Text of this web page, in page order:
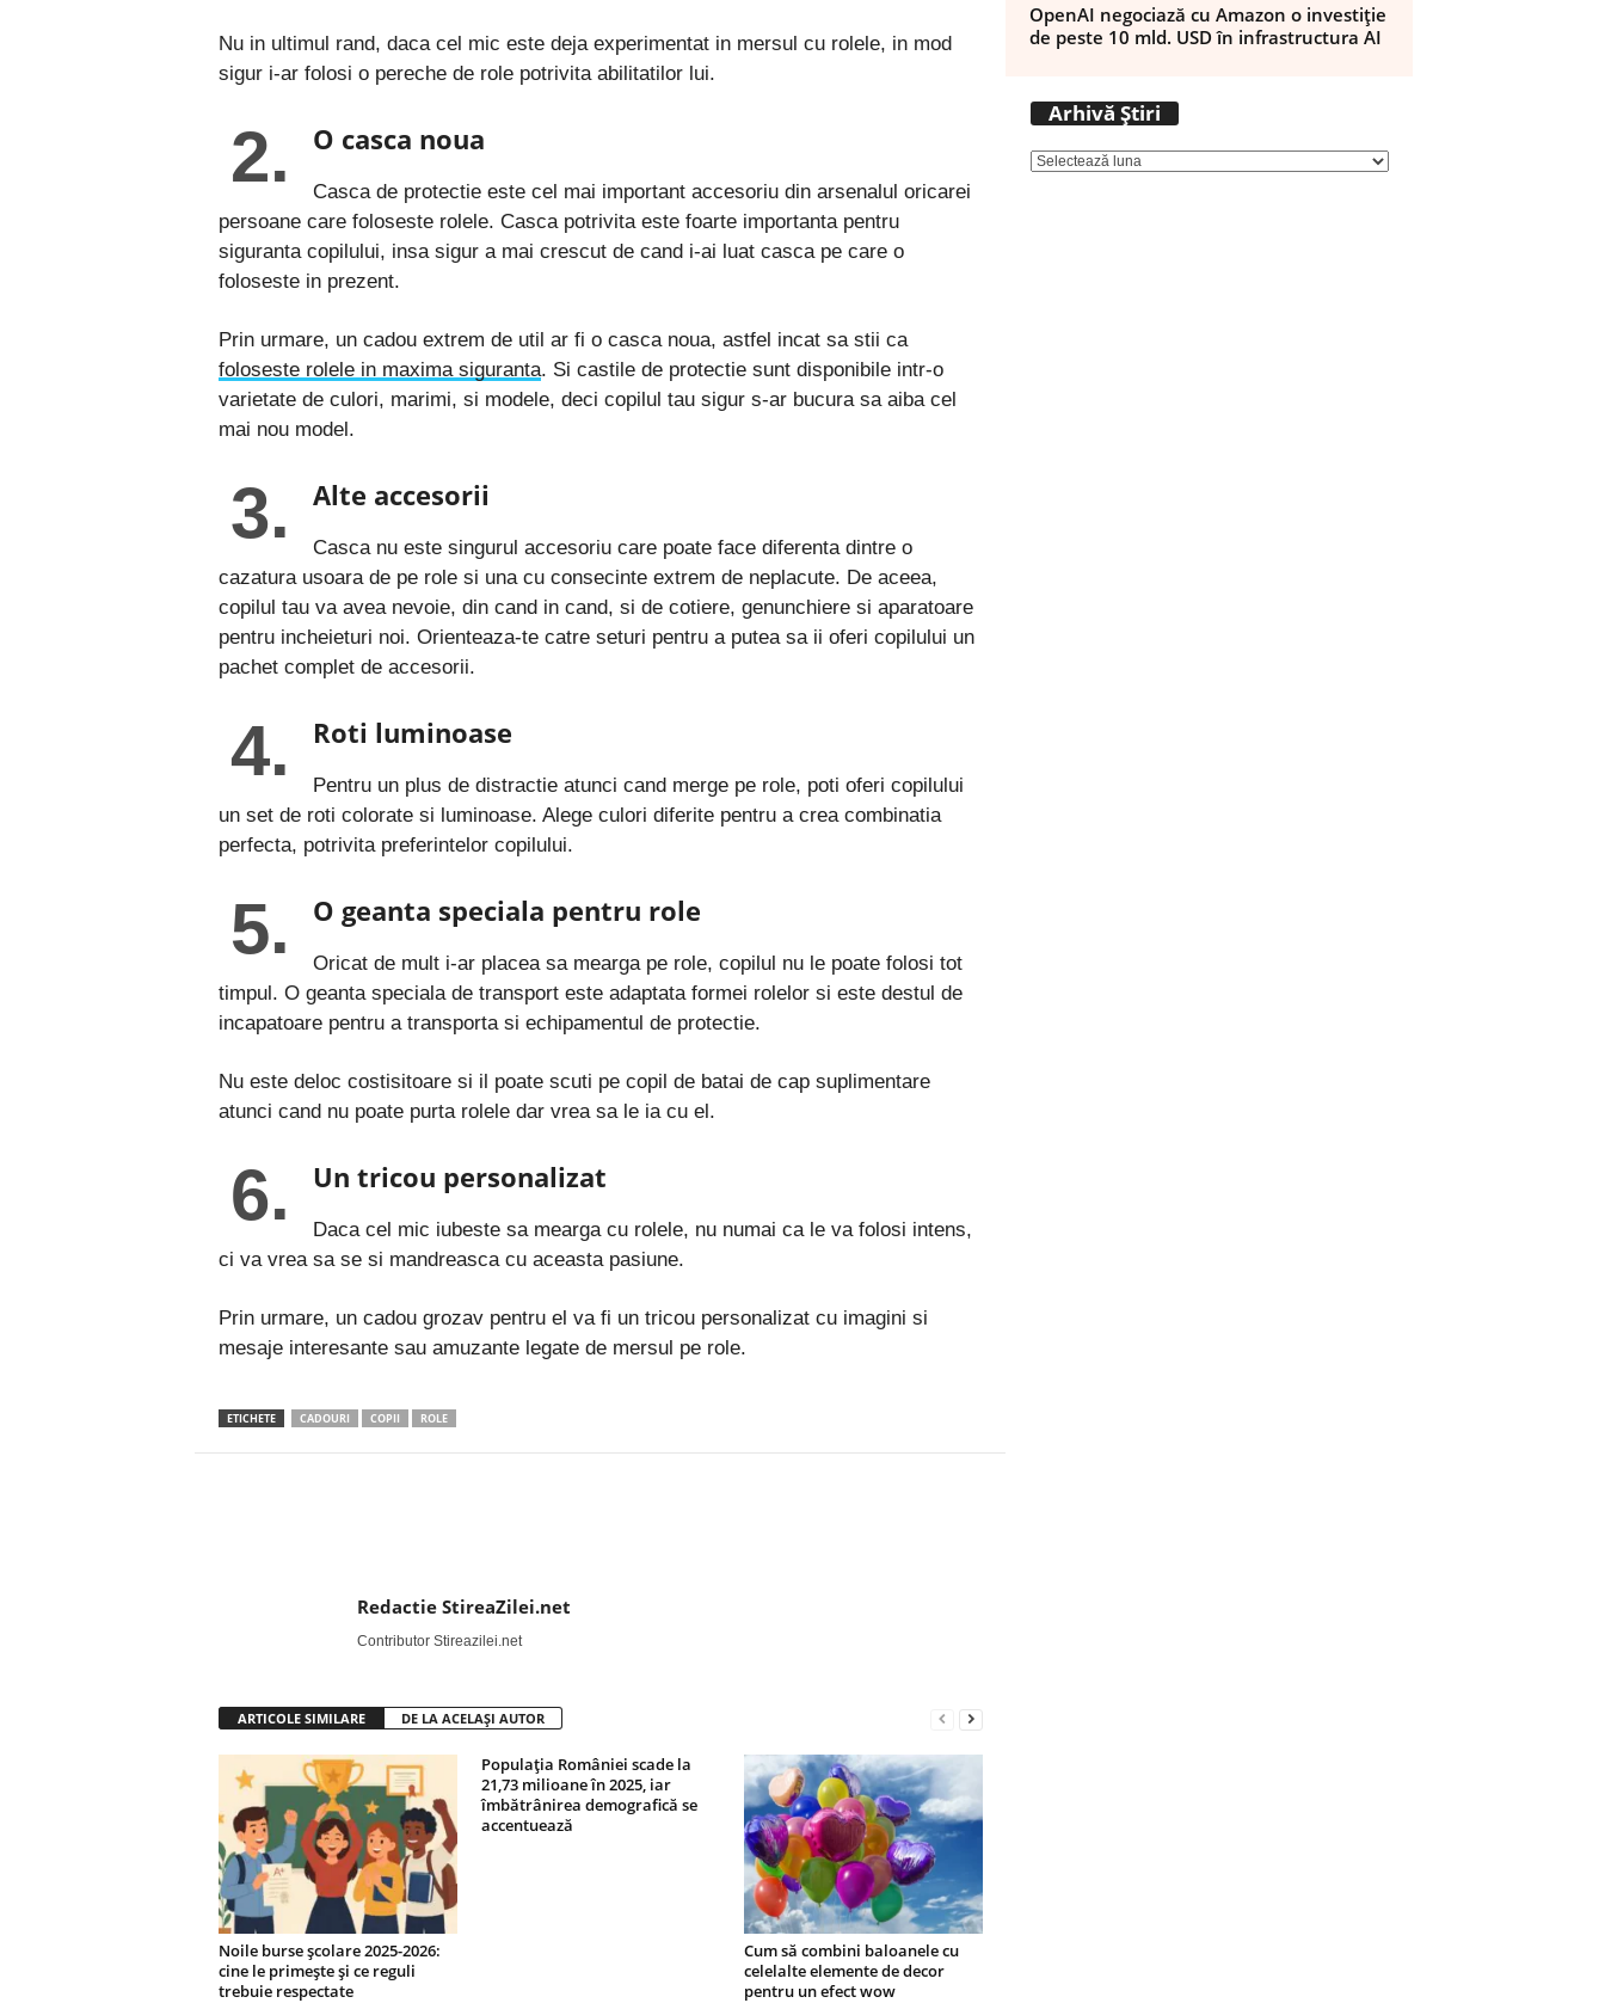
Nu in ultimul rand, daca cel mic este deja experimentat in mersul cu rolele, in mod
sigur i-ar folosi o pereche de role potrivita abilitatilor lui.
2. O casca noua
Casca de protectie este cel mai important accesoriu din arsenalul oricarei
persoane care foloseste rolele. Casca potrivita este foarte importanta pentru
siguranta copilului, insa sigur a mai crescut de cand i-ai luat casca pe care o
foloseste in prezent.
Prin urmare, un cadou extrem de util ar fi o casca noua, astfel incat sa stii ca
foloseste rolele in maxima siguranta. Si castile de protectie sunt disponibile intr-o
varietate de culori, marimi, si modele, deci copilul tau sigur s-ar bucura sa aiba cel
mai nou model.
3. Alte accesorii
Casca nu este singurul accesoriu care poate face diferenta dintre o
cazatura usoara de pe role si una cu consecinte extrem de neplacute. De aceea,
copilul tau va avea nevoie, din cand in cand, si de cotiere, genunchiere si aparatoare
pentru incheieturi noi. Orienteaza-te catre seturi pentru a putea sa ii oferi copilului un
pachet complet de accesorii.
4. Roti luminoase
Pentru un plus de distractie atunci cand merge pe role, poti oferi copilului
un set de roti colorate si luminoase. Alege culori diferite pentru a crea combinatia
perfecta, potrivita preferintelor copilului.
5. O geanta speciala pentru role
Oricat de mult i-ar placea sa mearga pe role, copilul nu le poate folosi tot
timpul. O geanta speciala de transport este adaptata formei rolelor si este destul de
incapatoare pentru a transporta si echipamentul de protectie.
Nu este deloc costisitoare si il poate scuti pe copil de batai de cap suplimentare
atunci cand nu poate purta rolele dar vrea sa le ia cu el.
6. Un tricou personalizat
Daca cel mic iubeste sa mearga cu rolele, nu numai ca le va folosi intens,
ci va vrea sa se si mandreasca cu aceasta pasiune.
Prin urmare, un cadou grozav pentru el va fi un tricou personalizat cu imagini si
mesaje interesante sau amuzante legate de mersul pe role.
ETICHETE CADOURI COPII ROLE
Redactie StireaZilei.net
Contributor Stireazilei.net
ARTICOLE SIMILARE DE LA ACELAȘI AUTOR
Noile burse școlare 2025-2026:
cine le primește și ce reguli
trebuie respectate
Populația României scade la
21,73 milioane în 2025, iar
îmbătrânirea demografică se
accentuează
Cum să combini baloanele cu
celelalte elemente de decor
pentru un efect wow
OpenAI negociază cu Amazon o investiție
de peste 10 mld. USD în infrastructura AI
Arhivă Știri